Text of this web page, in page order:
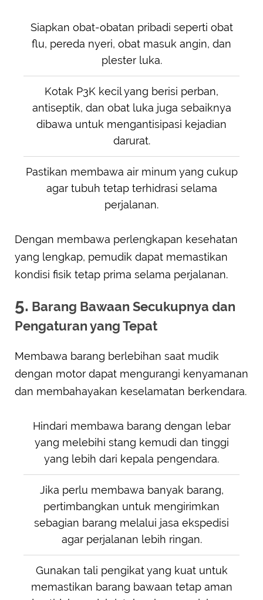
Siapkan obat-obatan pribadi seperti obat
flu, pereda nyeri, obat masuk angin, dan
plester luka.
Kotak P3K kecil yang berisi perban,
antiseptik, dan obat luka juga sebaiknya
dibawa untuk mengantisipasi kejadian
darurat.
Pastikan membawa air minum yang cukup
agar tubuh tetap terhidrasi selama
perjalanan.
Dengan membawa perlengkapan kesehatan
yang lengkap, pemudik dapat memastikan
kondisi fisik tetap prima selama perjalanan.
5. Barang Bawaan Secukupnya dan
Pengaturan yang Tepat
Membawa barang berlebihan saat mudik
dengan motor dapat mengurangi kenyamanan
dan membahayakan keselamatan berkendara.
Hindari membawa barang dengan lebar
yang melebihi stang kemudi dan tinggi
yang lebih dari kepala pengendara.
Jika perlu membawa banyak barang,
pertimbangkan untuk mengirimkan
sebagian barang melalui jasa ekspedisi
agar perjalanan lebih ringan.
Gunakan tali pengikat yang kuat untuk
memastikan barang bawaan tetap aman